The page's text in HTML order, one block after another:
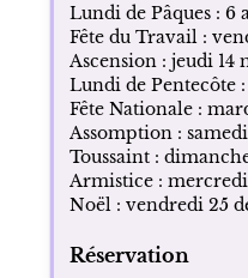
Lundi de Pâques : 6
Fête du Travail :
Ascension : jeudi 14
Lundi de Pentecôte
Fête Nationale :
Assomption :
Toussaint :
Armistice :
Noël : vendredi 25
Réservation